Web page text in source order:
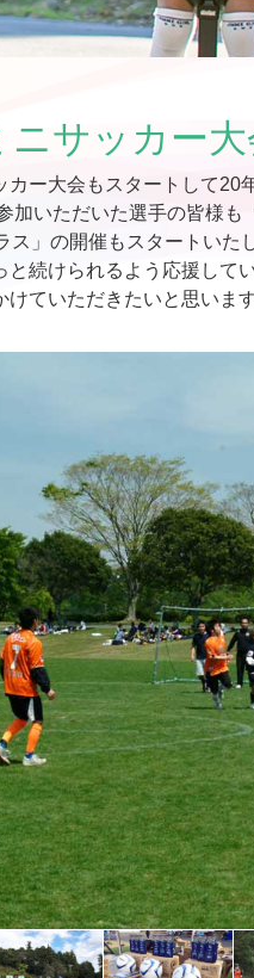
ニサッカー大
カー大会もスタートして20
加いただいた選手の皆様
ス」の開催もスタートいた
と続けられるよう応援して
けていただきたいと思います